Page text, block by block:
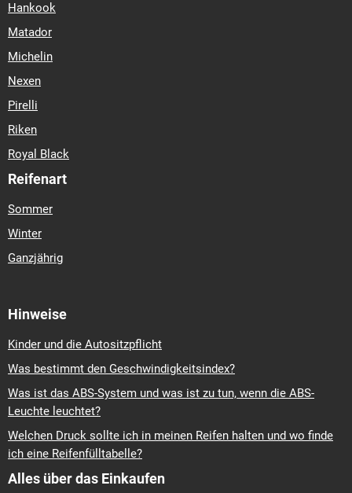
Hankook
Matador
Michelin
Nexen
Pirelli
Riken
Royal Black
Reifenart
Sommer
Winter
Ganzjährig
Hinweise
Kinder und die Autositzpflicht
Was bestimmt den Geschwindigkeitsindex?
Was ist das ABS-System und was ist zu tun, wenn die ABS-
Leuchte leuchtet?
Welchen Druck sollte ich in meinen Reifen halten und wo finde
ich eine Reifenfülltabelle?
Alles über das Einkaufen